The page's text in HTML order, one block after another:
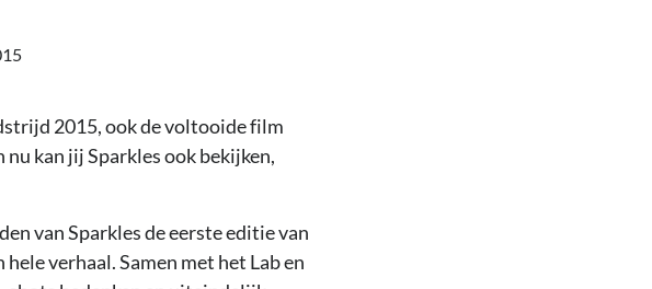
2015, ook de voltooide film
kan jij Sparkles ook bekijken,
van Sparkles de eerste editie van
verhaal. Samen met het Lab en